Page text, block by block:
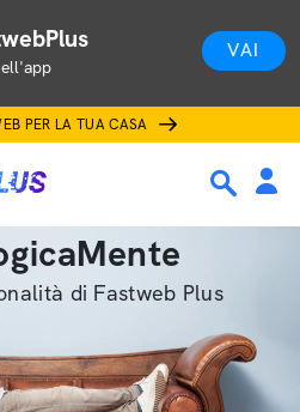
VAI
PER LA TUA CASA
di Fastweb Plus